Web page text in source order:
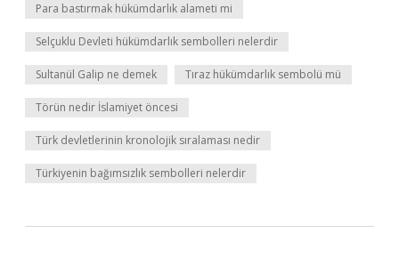
Para bastırmak hükümdarlık alameti mi
Selçuklu Devleti hükümdarlık sembolleri nelerdir
Sultanül Galip ne demek Tıraz hükümdarlık sembolü mü
Törün nedir İslamiyet öncesi
Türk devletlerinin kronolojik sıralaması nedir
Türkiyenin bağımsızlık sembolleri nelerdir